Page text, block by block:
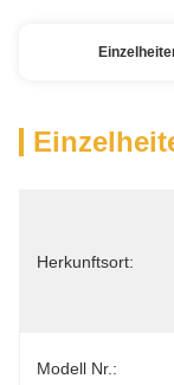
Herkunftsort:
Modell Nr.: